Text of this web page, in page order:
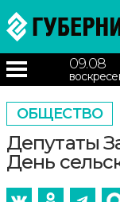
09.08
ОБЩЕСТВО
Депутаты
День